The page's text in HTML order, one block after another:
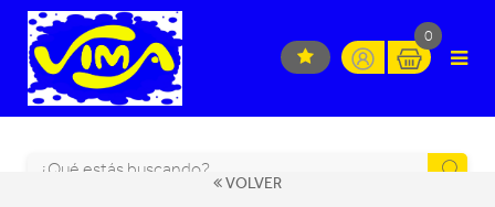
0
VOLVER